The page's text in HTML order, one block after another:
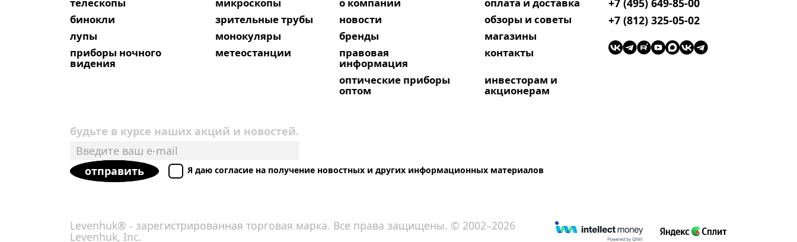
бинокли
зрительные трубы
лупы
монокуляры
приборы ночного
видения
метеостанции
новости
обзоры и советы
бренды
магазины
правовая
информация
контакты
оптические приборы
оптом
инвесторам и
акционерам
+7 (495) 649-85-00
+7 (812) 325-05-02
будьте в курсе наших акций и новостей.
отправить Я даю согласие на получение новостных и других информационных материалов
Levenhuk® - зарегистрированная торговая марка. Все права защищены. © 2002–2026
Levenhuk, Inc.